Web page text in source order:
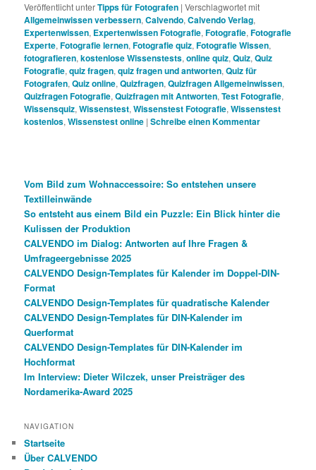
Veröffentlicht unterTipps für Fotografen |Verschlagwortet mit
Allgemeinwissen verbessern,Calvendo,Calvendo Verlag,
Expertenwissen, Expertenwissen Fotografie,Fotografie,Fotografie
Experte,Fotografie lernen,Fotografie quiz,Fotografie Wissen,
fotografieren,kostenlose Wissenstests,online quiz,Quiz,Quiz
Fotografie,quiz fragen,quiz fragen und antworten,Quiz für
Fotografen,Quiz online,Quizfragen,Quizfragen Allgemeinwissen,
Quizfragen Fotografie,Quizfragen mit Antworten,Test Fotografie,
Wissensquiz,Wissenstest,Wissenstest Fotografie,Wissenstest
kostenlos,Wissenstest online |Schreibe einen Kommentar
Vom Bild zum Wohnaccessoire: So entstehen unsere
Textilleinwände
So entsteht aus einem Bild ein Puzzle: Ein Blick hinter die
Kulissen der Produktion
CALVENDO im Dialog: Antworten auf Ihre Fragen &
Umfrageergebnisse 2025
CALVENDO Design-Templates für Kalender im Doppel-DIN-
Format
CALVENDO Design-Templates für quadratische Kalender
CALVENDO Design-Templates für DIN-Kalender im
Querformat
CALVENDO Design-Templates für DIN-Kalender im
Hochformat
Im Interview: Dieter Wilczek, unser Preisträger des
Nordamerika-Award 2025
NAVIGATION
Startseite
Über CALVENDO